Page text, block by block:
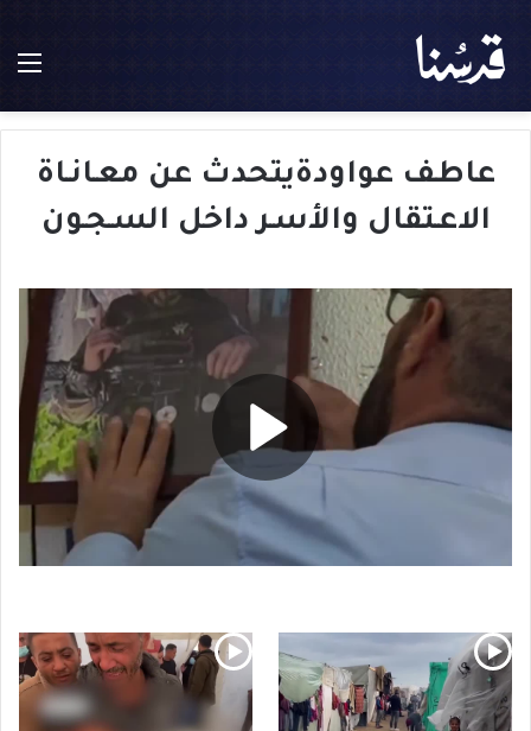
عاطف عواودةيتحدث عن معـانـاة
الاعـتقال والأسـر داخل السـجـون